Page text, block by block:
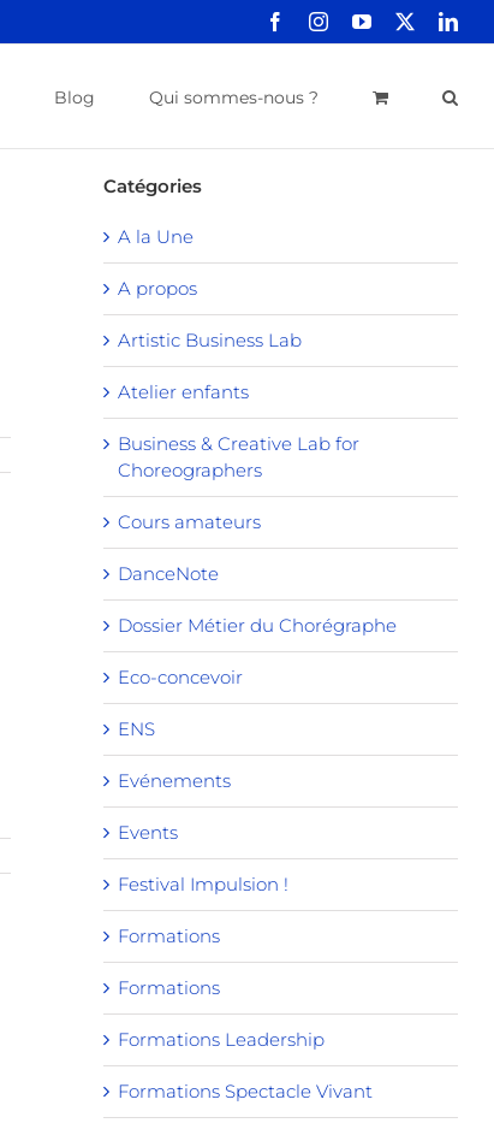
FacebookInstagramYouTube
Blog Qui sommes-nous ?
Catégories
A la Une
A propos
Artistic Business Lab
Atelier enfants
Business & Creative Lab for
Choreographers
Cours amateurs
DanceNote
Dossier Métier du Chorégraphe
Eco-concevoir
ENS
Evénements
Events
Festival Impulsion !
Formations
Formations
Formations Leadership
Formations Spectacle Vivant